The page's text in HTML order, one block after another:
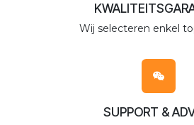
Wij selecteren enkel
SUPPORT &